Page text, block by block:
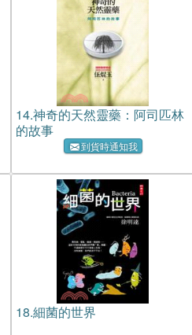
14.神奇的天然靈藥：阿司匹林
的故事
到貨時通知我
18.細菌的世界